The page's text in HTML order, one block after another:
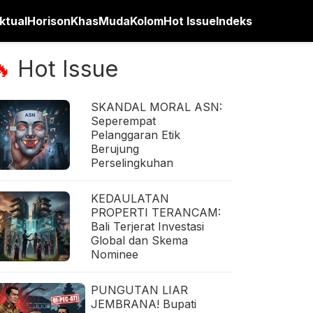
HorisonKhasMudaKolomHot IssueIndeks
Hot Issue
SKANDAL MORAL ASN:
Seperempat
Pelanggaran Etik
Berujung
Perselingkuhan
KEDAULATAN
PROPERTI TERANCAM:
Bali Terjerat Investasi
Global dan Skema
Nominee
PUNGUTAN LIAR
JEMBRANA! Bupati